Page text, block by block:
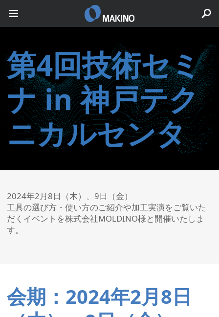
第4回技術セミ
ナ in 神戸テク
ニカルセンタ
2024年2月8日（木）、9日（金）
工具の選び方・使い方のご紹介や加工実演をご覧いた
だくイベントを株式会社MOLDINO様と開催いたしま
す。
会期：2024年2月8日